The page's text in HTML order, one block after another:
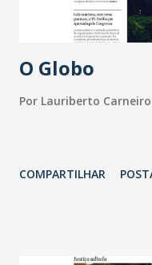
O Globo
Por Lauriberto
COMPARTILHAR